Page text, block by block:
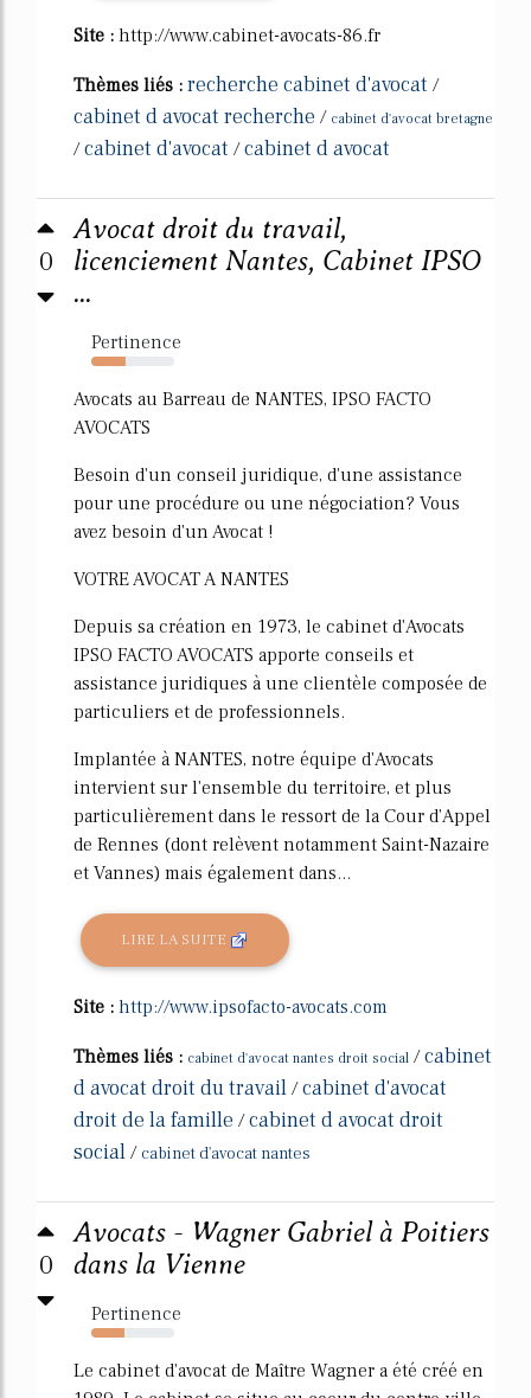
Site : http://www.cabinet-avocats-86.fr
Thèmes liés : recherche cabinet d'avocat /
cabinet d avocat recherche / cabinet d'avocat bretagne
/cabinet d'avocat /cabinet d avocat
0
Avocat droit du travail,
licenciement Nantes, Cabinet IPSO
...
Pertinence
41%
Avocats au Barreau de NANTES, IPSO FACTO
AVOCATS
Besoin d'un conseil juridique, d'une assistance
pour une procédure ou une négociation? Vous
avez besoin d'un Avocat !
VOTRE AVOCAT A NANTES
Depuis sa création en 1973, le cabinet d'Avocats
IPSO FACTO AVOCATS apporte conseils et
assistance juridiques à une clientèle composée de
particuliers et de professionnels.
Implantée à NANTES, notre équipe d'Avocats
intervient sur l'ensemble du territoire, et plus
particulièrement dans le ressort de la Cour d'Appel
de Rennes (dont relèvent notamment Saint-Nazaire
et Vannes) mais également dans...
LIRE LA SUITE
Site : http://www.ipsofacto-avocats.com
Thèmes liés : cabinet d'avocat nantes droit social /cabinet
d avocat droit du travail /cabinet d'avocat
droit de la famille /cabinet d avocat droit
social / cabinet d'avocat nantes
0
Avocats - Wagner Gabriel à Poitiers
dans la Vienne
Pertinence
40%
Le cabinet d'avocat de Maître Wagner a été créé en